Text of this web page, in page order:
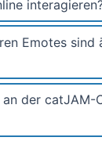
Emotes sind
an der catJAM-